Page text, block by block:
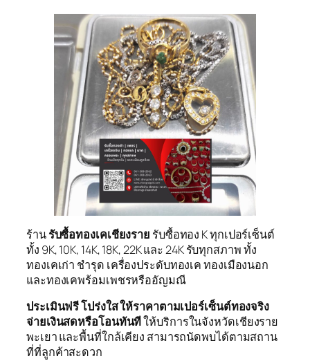
ร้านรับซื้อทองเคเชียงราย รับซื้อทอง K ทุกเปอร์เซ็นต์
ทั้ง 9K, 10K, 14K, 18K, 22K และ 24K รับทุกสภาพ ทั้ง
ทองเคเก่า ชำรุด เครื่องประดับทองเค ทองเมืองนอก
และทองเคพร้อมเพชรหรืออัญมณี
ประเมินฟรี โปร่งใส ให้ราคาตามเปอร์เซ็นต์ทองจริง
จ่ายเงินสดหรือโอนทันทีให้บริการในจังหวัดเชียงราย
พะเยา และพื้นที่ใกล้เคียง สามารถนัดพบได้ตามสถาน
ที่ที่ลูกค้าสะดวก